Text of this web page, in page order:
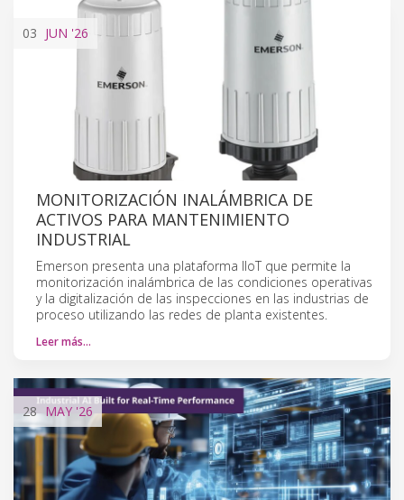
03 JUN '26
MONITORIZACIÓN INALÁMBRICA DE
ACTIVOS PARA MANTENIMIENTO
INDUSTRIAL
Emerson presenta una plataforma IIoT que permite la
monitorización inalámbrica de las condiciones operativas
y la digitalización de las inspecciones en las industrias de
proceso utilizando las redes de planta existentes.
Leer más…
28 MAY '26